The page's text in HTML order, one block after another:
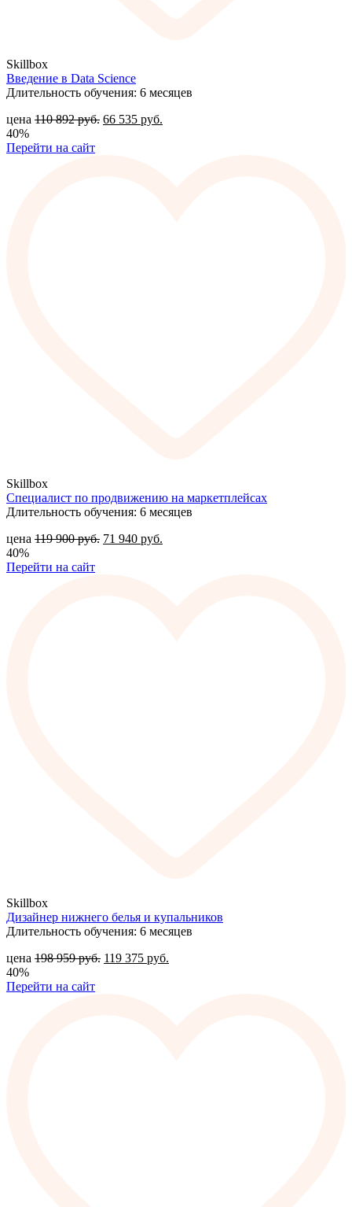
Skillbox
Введение в Data Science
Длительность обучения: 6 месяцев
цена 110 892руб. 66 535 руб.
40%
Перейти на сайт
Skillbox
Специалист по продвижению на маркетплейсах
Длительность обучения: 6 месяцев
цена 119 900руб. 71 940 руб.
40%
Перейти на сайт
Skillbox
Дизайнер нижнего белья и купальников
Длительность обучения: 6 месяцев
цена 198 959руб. 119 375 руб.
40%
Перейти на сайт